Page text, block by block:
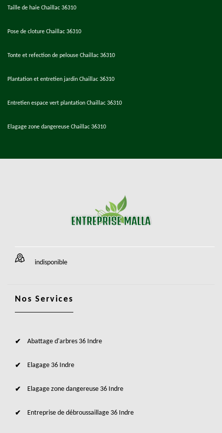
Taille de haie Chaillac 36310
Pose de cloture Chaillac 36310
Tonte et refection de pelouse Chaillac 36310
Plantation et entretien jardin Chaillac 36310
Entretien espace vert plantation Chaillac 36310
Elagage zone dangereuse Chaillac 36310
indisponible
Nos Services
Abattage d'arbres 36 Indre
Elagage 36 Indre
Elagage zone dangereuse 36 Indre
Entreprise de débroussaillage 36 Indre